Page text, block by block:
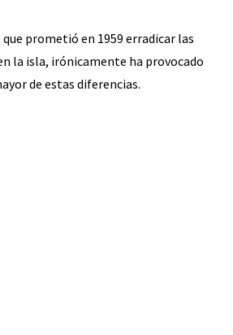
prometió en 1959 erradicar las
la isla, irónicamente ha provocado
de estas diferencias.